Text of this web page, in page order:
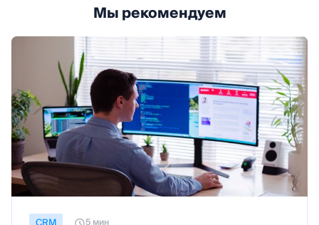
Мы рекомендуем